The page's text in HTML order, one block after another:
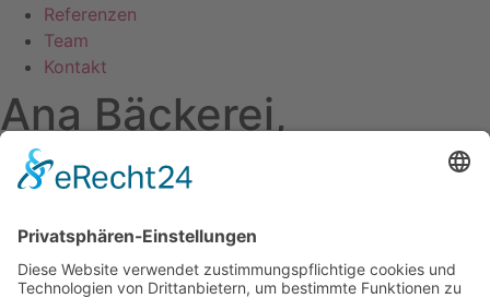
Referenzen
Team
Kontakt
Ana Bäckerei,
Feldstraße 8-12
Referenzen
Adresse